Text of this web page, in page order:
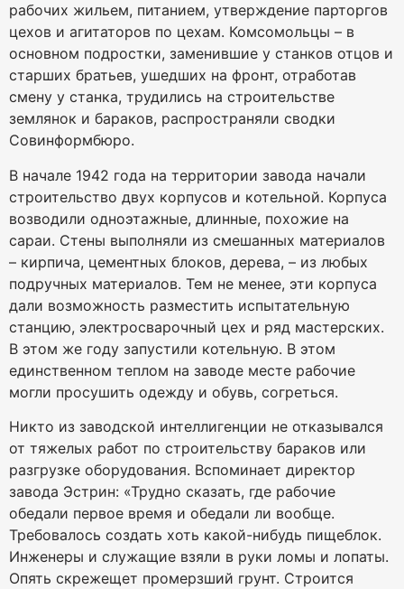
рабочих жильем, питанием, утверждение парторгов
цехов и агитаторов по цехам. Комсомольцы – в
основном подростки, заменившие у станков отцов и
старших братьев, ушедших на фронт, отработав
смену у станка, трудились на строительстве
землянок и бараков, распространяли сводки
Совинформбюро.
В начале 1942 года на территории завода начали
строительство двух корпусов и котельной. Корпуса
возводили одноэтажные, длинные, похожие на
сараи. Стены выполняли из смешанных материалов
– кирпича, цементных блоков, дерева, – из любых
подручных материалов. Тем не менее, эти корпуса
дали возможность разместить испытательную
станцию, электросварочный цех и ряд мастерских.
В этом же году запустили котельную. В этом
единственном теплом на заводе месте рабочие
могли просушить одежду и обувь, согреться.
Никто из заводской интеллигенции не отказывался
от тяжелых работ по строительству бараков или
разгрузке оборудования. Вспоминает директор
завода Эстрин: «Трудно сказать, где рабочие
обедали первое время и обедали ли вообще.
Требовалось создать хоть какой-нибудь пищеблок.
Инженеры и служащие взяли в руки ломы и лопаты.
Опять скрежещет промерзший грунт. Строится